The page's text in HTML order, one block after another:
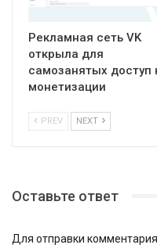
Рекламная сеть VK
открыла для
самозанятых доступ
монетизации
PREV NEXT
Оставьте ответ
Для отправки